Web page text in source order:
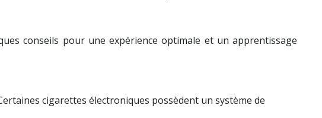
conseils pour une expérience optimale et un apprentissage
cigarettes électroniques possèdent un système de